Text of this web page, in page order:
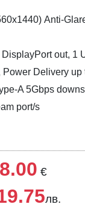
Anti-
out, 1
Delivery
A 5Gbps
port/s
€
лв.